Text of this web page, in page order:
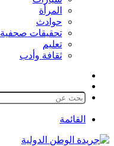
المرأة
حوادث
تحقيقات صحفية
تعليم
ثقافة وأدب
المظلم
القائمة